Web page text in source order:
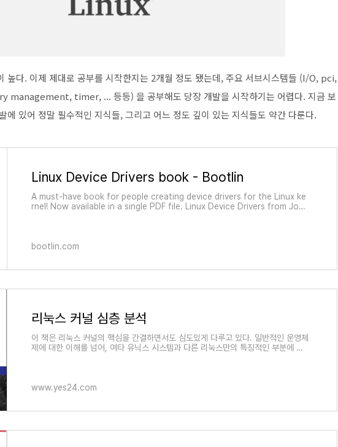
높다. 이제 제대로 공부를 시작한지는 2개월 정도 됐는데, 주요 서브시스템들 (I/O, pci,
timer, ... 등등) 을 공부해도 당장 개발을 시작하기는 어렵다. 지금 보
에 있어 정말 필수적인 지식들, 그리고 어느 정도 깊이 있는 지식들도 약간 다룬다.
Linux Device Drivers book - Bootlin
A must-have book for people creating device drivers for the Linux ke
rnel! Now available in a single PDF file. Linux Device Drivers from Jona
bootlin.com
리눅스 커널 심층 분석
이 책은 리눅스 커널의 핵심을 간결하면서도 심도있게 다루고 있다. 일반적인 운영체
제에 대한 이해를 넘어, 여타 유닉스 시스템과 다른 리눅스만의 특징적인 부분에 대
www.yes24.com